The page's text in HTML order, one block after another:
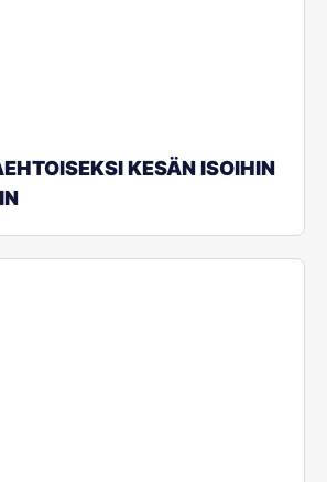
KESÄN ISOIHIN